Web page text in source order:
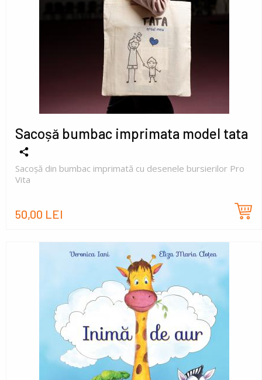
Sacoșă bumbac imprimata model tata
Sacoșă din bumbac imprimată cu desenele bursierilor Pro
Vita
50,00 LEI